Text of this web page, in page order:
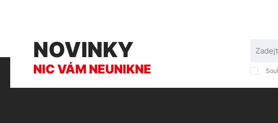
NOVINKY
NIC VÁM NEUNIKNE